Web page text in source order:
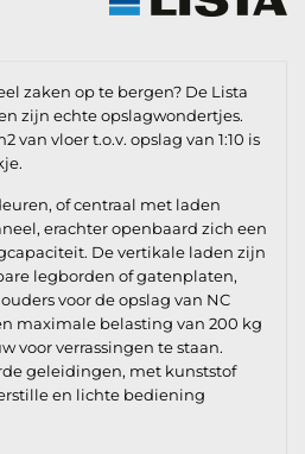
zaken op te bergen? De Lista
zijn echte opslagwondertjes.
van vloer t.o.v. opslag van 1:10 is
of centraal met laden
erachter openbaard zich een
De vertikale laden zijn
legborden of gatenplaten,
voor de opslag van NC
maximale belasting van 200 kg
voor verrassingen te staan.
geleidingen, met kunststof
en lichte bediening